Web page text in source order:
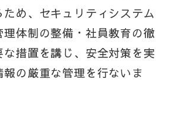
ため、セキュリティシステム
理体制の整備・社員教育の徹
な措置を講じ、安全対策を実
報の厳重な管理を行ないま